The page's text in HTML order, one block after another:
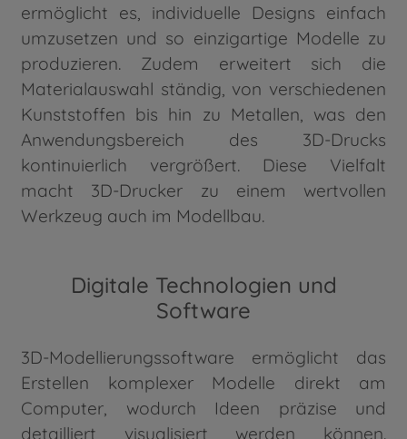
ermöglicht es, individuelle Designs einfach
umzusetzen und so einzigartige Modelle zu
produzieren. Zudem erweitert sich die
Materialauswahl ständig, von verschiedenen
Kunststoffen bis hin zu Metallen, was den
Anwendungsbereich des 3D-Drucks
kontinuierlich vergrößert. Diese Vielfalt
macht 3D-Drucker zu einem wertvollen
Werkzeug auch im Modellbau.
Digitale Technologien und
Software
3D-Modellierungssoftware ermöglicht das
Erstellen komplexer Modelle direkt am
Computer, wodurch Ideen präzise und
detailliert visualisiert werden können.